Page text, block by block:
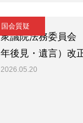
国会質疑
衆議院法務委員
年後見・遺言）改
2026.05.20